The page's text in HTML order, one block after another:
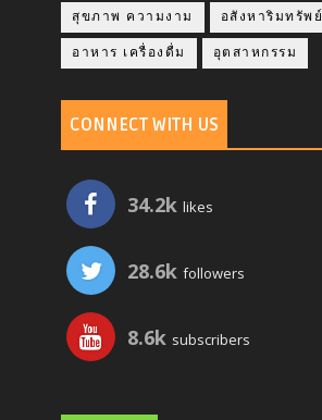
สุขภาพ ความงาม อสังหาริมทรัพย์
อาหาร เครื่องดื่ม อุตสาหกรรม
CONNECT WITH US
34.2k likes
28.6k followers
8.6k subscribers